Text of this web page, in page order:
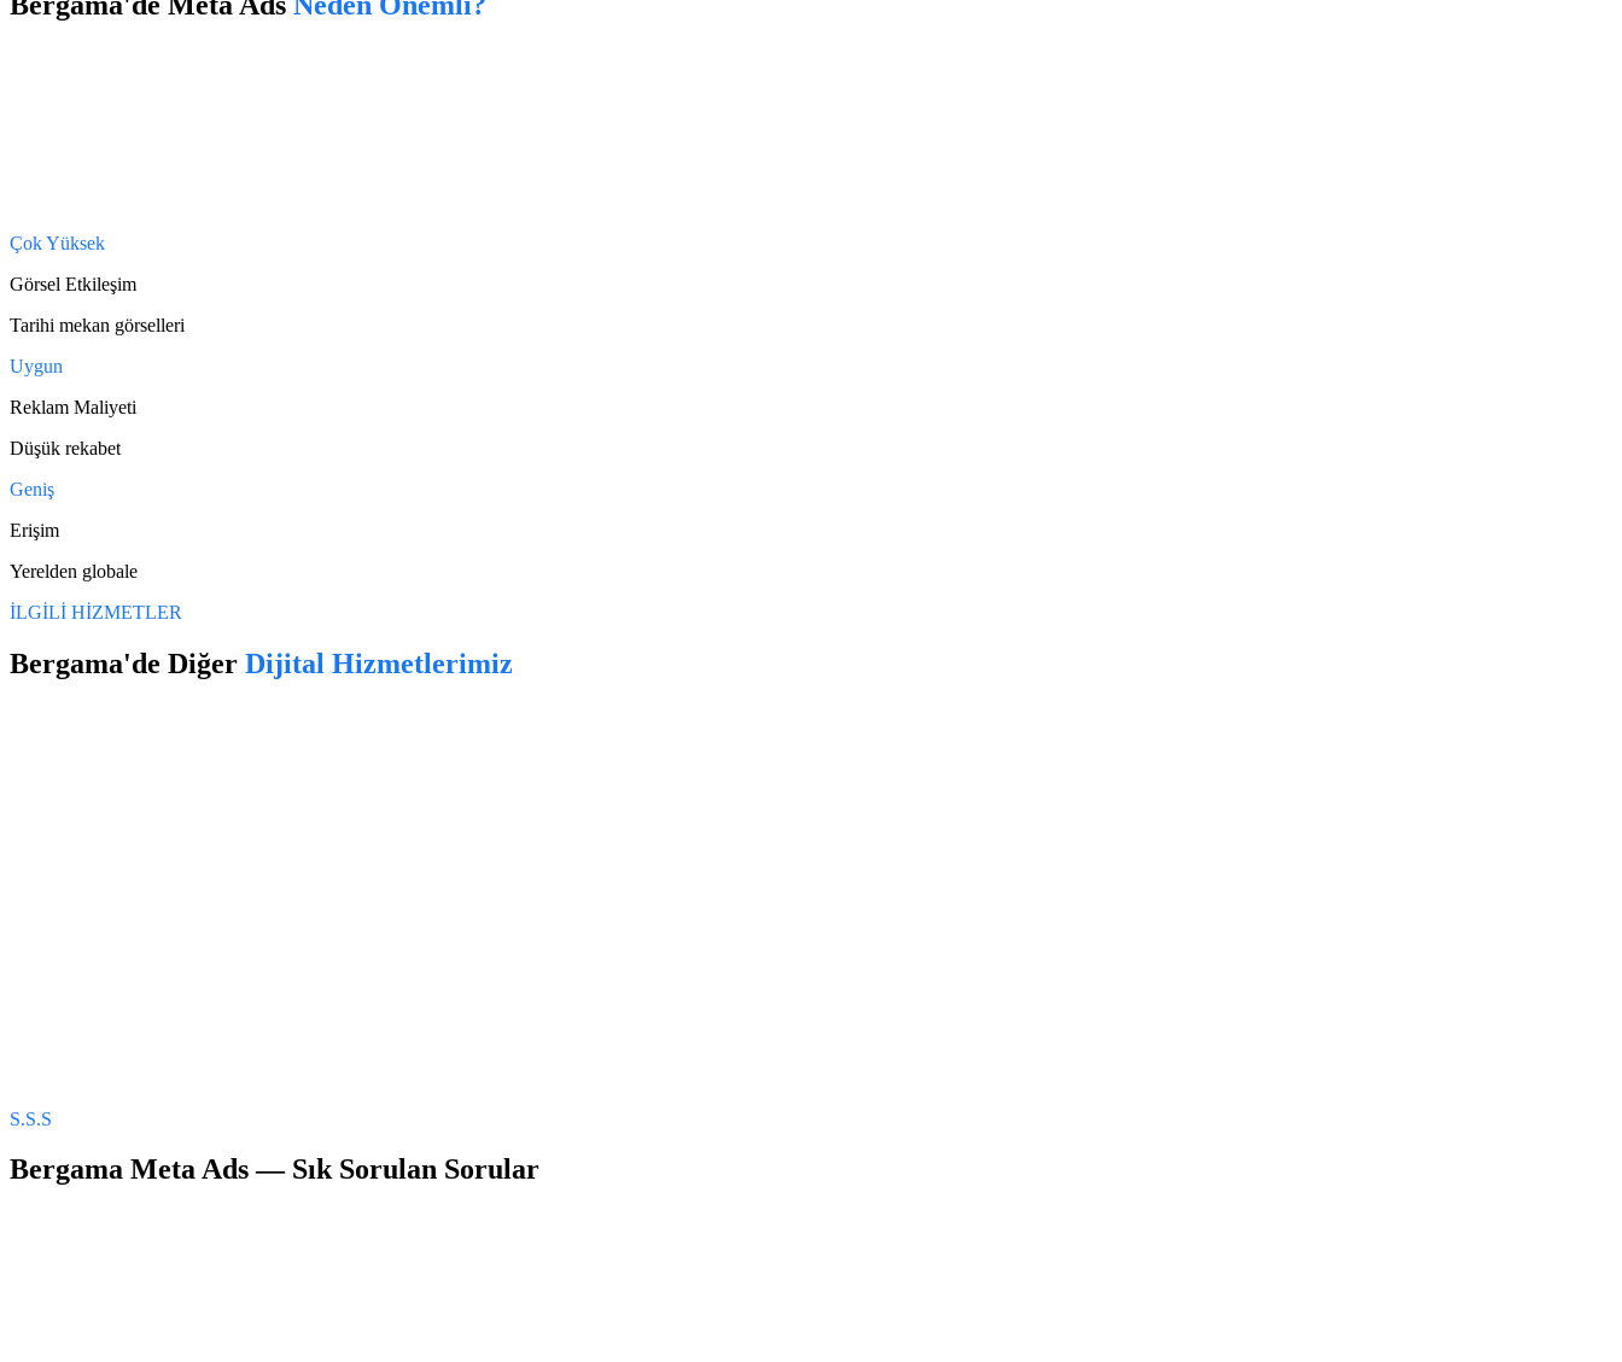
Çok Yüksek
Görsel Etkileşim
Tarihi mekan görselleri
Uygun
Reklam Maliyeti
Düşük rekabet
Geniş
Erişim
Yerelden globale
İLGİLİ HİZMETLER
Bergama'de Diğer Dijital Hizmetlerimiz
S.S.S
Bergama Meta Ads— Sık Sorulan Sorular